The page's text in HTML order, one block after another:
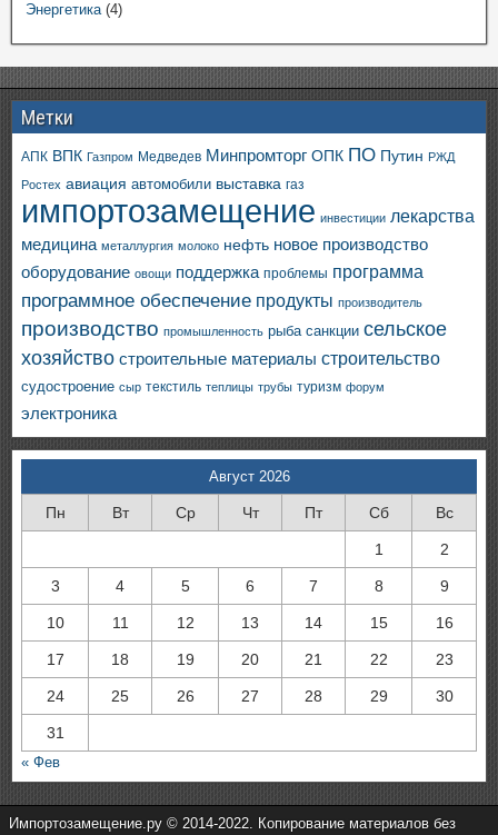
Энергетика(4)
Метки
АПК ВПК Газпром Медведев Минпромторг ОПК ПО Путин РЖД
Ростех авиация автомобили выставка газ
импортозамещение инвестиции лекарства
медицина металлургия молоко нефть новое производство
оборудование овощи поддержка проблемы программа
программное обеспечение продукты производитель
производство промышленность рыба санкции сельское
хозяйство строительные материалы строительство
судостроение сыр текстиль теплицы трубы туризм форум
электроника
Август 2026
Пн Вт Ср Чт Пт Сб Вс
1 2
3 4 5 6 7 8 9
10 11 12 13 14 15 16
17 18 19 20 21 22 23
24 25 26 27 28 29 30
31
« Фев
Импортозамещение.ру © 2014-2022. Копирование материалов без